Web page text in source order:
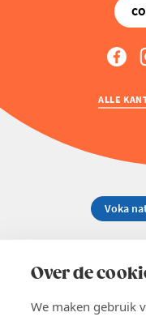
Over de
We maken gebruik
ALLE
02 229 81